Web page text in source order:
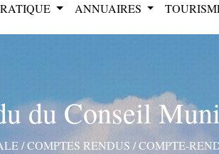
ANNUAIRES
du Conseil
/COMPTES RENDUS /COMPTE-